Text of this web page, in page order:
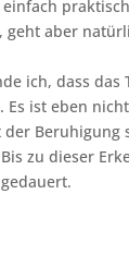
geht aber
ich, dass das
Es ist eben
Beruhigung
zu dieser